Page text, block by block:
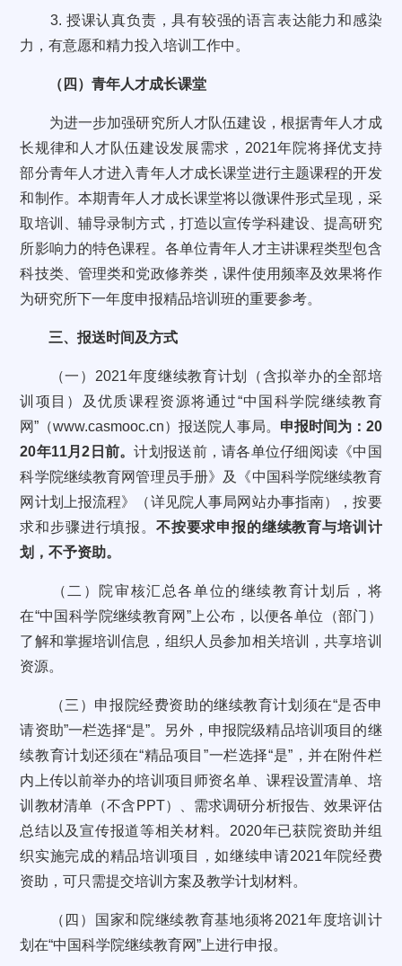
3. 授课认真负责，具有较强的语言表达能力和感染
力，有意愿和精力投入培训工作中。
（四）青年人才成长课堂
为进一步加强研究所人才队伍建设，根据青年人才成
长规律和人才队伍建设发展需求，2021年院将择优支持
部分青年人才进入青年人才成长课堂进行主题课程的开发
和制作。本期青年人才成长课堂将以微课件形式呈现，采
取培训、辅导录制方式，打造以宣传学科建设、提高研究
所影响力的特色课程。各单位青年人才主讲课程类型包含
科技类、管理类和党政修养类，课件使用频率及效果将作
为研究所下一年度申报精品培训班的重要参考。
三、报送时间及方式
（一）2021年度继续教育计划（含拟举办的全部培
训项目）及优质课程资源将通过“中国科学院继续教育
网”（www.casmooc.cn）报送院人事局。 申报时间为：20
20年11月2日前。计划报送前，请各单位仔细阅读《中国
科学院继续教育网管理员手册》及《中国科学院继续教育
网计划上报流程》（详见院人事局网站办事指南），按要
求和步骤进行填报。 不按要求申报的继续教育与培训计
划，不予资助。
（二）院审核汇总各单位的继续教育计划后，将
在“中国科学院继续教育网”上公布，以便各单位（部门）
了解和掌握培训信息，组织人员参加相关培训，共享培训
资源。
（三）申报院经费资助的继续教育计划须在“是否申
请资助”一栏选择“是”。另外，申报院级精品培训项目的继
续教育计划还须在“精品项目”一栏选择“是”，并在附件栏
内上传以前举办的培训项目师资名单、课程设置清单、培
训教材清单（不含PPT）、需求调研分析报告、效果评估
总结以及宣传报道等相关材料。2020年已获院资助并组
织实施完成的精品培训项目，如继续申请2021年院经费
资助，可只需提交培训方案及教学计划材料。
（四）国家和院继续教育基地须将2021年度培训计
划在“中国科学院继续教育网”上进行申报。